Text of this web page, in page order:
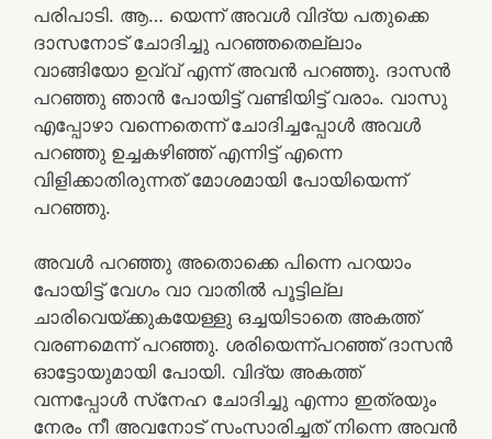
പരിപാടി. ആ… യെന്ന് അവള്‍ വിദ്യ പതുക്കെ
ദാസനോട് ചോദിച്ചു പറഞ്ഞതെല്ലാം
വാങ്ങിയോ ഉവ്വ് എന്ന് അവന്‍ പറഞ്ഞു. ദാസന്‍
പറഞ്ഞു ഞാന്‍ പോയിട്ട് വണ്ടിയിട്ട് വരാം. വാസു
എപ്പോഴാ വന്നെതെന്ന് ചോദിച്ചപ്പോള്‍ അവള്‍
പറഞ്ഞു ഉച്ചകഴിഞ്ഞ് എന്നിട്ട് എന്നെ
വിളിക്കാതിരുന്നത് മോശമായി പോയിയെന്ന്
പറഞ്ഞു.
അവള്‍ പറഞ്ഞു അതൊക്കെ പിന്നെ പറയാം
പോയിട്ട് വേഗം വാ വാതില്‍ പൂട്ടില്ല
ചാരിവെയ്ക്കുകയേള്ളു ഒച്ചയിടാതെ അകത്ത്
വരണമെന്ന് പറഞ്ഞു. ശരിയെന്ന്പറഞ്ഞ് ദാസന്‍
ഓട്ടോയുമായി പോയി. വിദ്യ അകത്ത്
വന്നപ്പോള്‍ സ്‌നേഹ ചോദിച്ചു എന്നാ ഇത്രയും
നേരം നീ അവനോട് സംസാരിച്ചത് നിന്നെ അവന്‍